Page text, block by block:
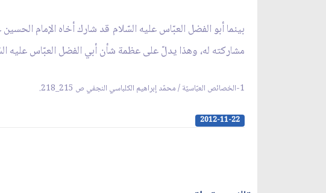
بينما أبو الفضل العبّاس عليه السّلام قد شارك أخاه الإمام
مشاركته له، وهذا يدلّ على عظمة شأن أبي الفضل العبّاس عليه
1-الخصائص العبّاسيّة / محمّد إبراهيم الكلباسي النجفي ص 215_218.
2012-11-22